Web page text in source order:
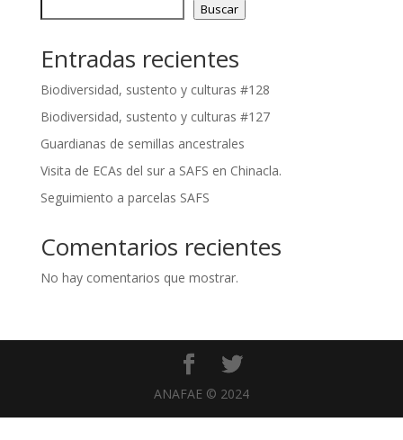
Buscar
Entradas recientes
Biodiversidad, sustento y culturas #128
Biodiversidad, sustento y culturas #127
Guardianas de semillas ancestrales
Visita de ECAs del sur a SAFS en Chinacla.
Seguimiento a parcelas SAFS
Comentarios recientes
No hay comentarios que mostrar.
ANAFAE © 2024